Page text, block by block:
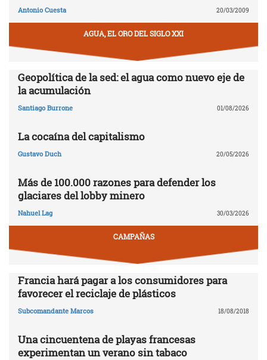
Antonio Cuesta 20/03/2009
AGUA, EL ORO DEL SIGLO XXI
Geopolítica de la sed: el agua como nuevo eje de
la acumulación
Santiago Burrone 01/08/2026
La cocaína del capitalismo
Gustavo Duch 20/05/2026
Más de 100.000 razones para defender los
glaciares del lobby minero
Nahuel Lag 30/03/2026
CAMPAÑAS
Francia hará pagar a los consumidores para
favorecer el reciclaje de plásticos
Subcomandante Marcos 18/08/2018
Una cincuentena de playas francesas
experimentan un verano sin tabaco